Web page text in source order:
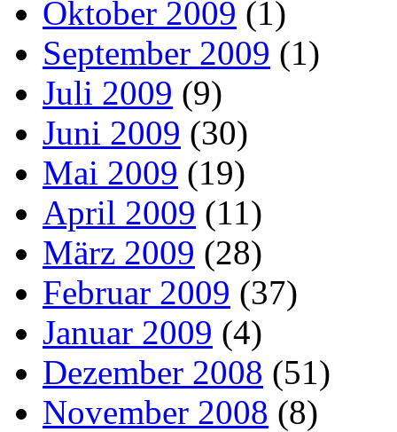
Oktober 2009 (1)
September 2009 (1)
Juli 2009 (9)
Juni 2009 (30)
Mai 2009 (19)
April 2009 (11)
März 2009 (28)
Februar 2009 (37)
Januar 2009 (4)
Dezember 2008 (51)
November 2008 (8)